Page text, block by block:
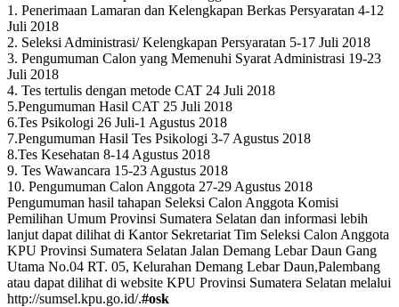
1. Penerimaan Lamaran dan Kelengkapan Berkas Persyaratan 4-12
Juli 2018
2. Seleksi Administrasi/ Kelengkapan Persyaratan 5-17 Juli 2018
3. Pengumuman Calon yang Memenuhi Syarat Administrasi 19-23
Juli 2018
4. Tes tertulis dengan metode CAT 24 Juli 2018
5.Pengumuman Hasil CAT 25 Juli 2018
6.Tes Psikologi 26 Juli-1 Agustus 2018
7.Pengumuman Hasil Tes Psikologi 3-7 Agustus 2018
8.Tes Kesehatan 8-14 Agustus 2018
9. Tes Wawancara 15-23 Agustus 2018
10. Pengumuman Calon Anggota 27-29 Agustus 2018
Pengumuman hasil tahapan Seleksi Calon Anggota Komisi
Pemilihan Umum Provinsi Sumatera Selatan dan informasi lebih
lanjut dapat dilihat di Kantor Sekretariat Tim Seleksi Calon Anggota
KPU Provinsi Sumatera Selatan Jalan Demang Lebar Daun Gang
Utama No.04 RT. 05, Kelurahan Demang Lebar Daun,Palembang
atau dapat dilihat di website KPU Provinsi Sumatera Selatan melalui
http://sumsel.kpu.go.id/.#osk